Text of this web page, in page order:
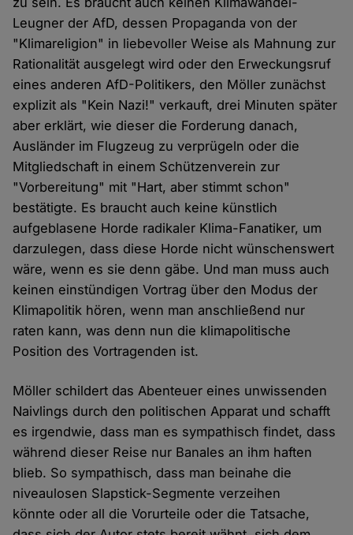
Leugner der AfD, dessen Propaganda von der
"Klimareligion" in liebevoller Weise als Mahnung zur
Rationalität ausgelegt wird oder den Erweckungsruf
eines anderen AfD-Politikers, den Möller zunächst
explizit als "Kein Nazi!" verkauft, drei Minuten später
aber erklärt, wie dieser die Forderung danach,
Ausländer im Flugzeug zu verprügeln oder die
Mitgliedschaft in einem Schützenverein zur
"Vorbereitung" mit "Hart, aber stimmt schon"
bestätigte. Es braucht auch keine künstlich
aufgeblasene Horde radikaler Klima-Fanatiker, um
darzulegen, dass diese Horde nicht wünschenswert
wäre, wenn es sie denn gäbe. Und man muss auch
keinen einstündigen Vortrag über den Modus der
Klimapolitik hören, wenn man anschließend nur
raten kann, was denn nun die klimapolitische
Position des Vortragenden ist.
Möller schildert das Abenteuer eines unwissenden
Naivlings durch den politischen Apparat und schafft
es irgendwie, dass man es sympathisch findet, dass
während dieser Reise nur Banales an ihm haften
blieb. So sympathisch, dass man beinahe die
niveaulosen Slapstick-Segmente verzeihen
könnte oder all die Vorurteile oder die Tatsache,